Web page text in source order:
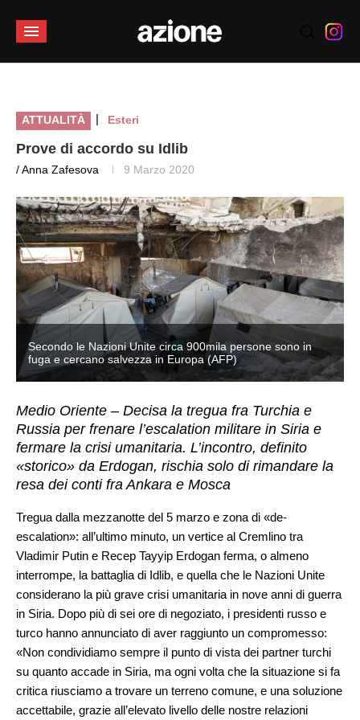
ATTUALITÀ | Esteri
Prove di accordo su Idlib
/ Anna Zafesova 9 Marzo 2020
Secondo le Nazioni Unite circa 900mila persone sono in
fuga e cercano salvezza in Europa (AFP)
Medio Oriente – Decisa la tregua fra Turchia e
Russia per frenare l’escalation militare in Siria e
fermare la crisi umanitaria. L’incontro, definito
«storico» da Erdogan, rischia solo di rimandare la
resa dei conti fra Ankara e Mosca
Tregua dalla mezzanotte del 5 marzo e zona di «de-
escalation»: all’ultimo minuto, un vertice al Cremlino tra
Vladimir Putin e Recep Tayyip Erdogan ferma, o almeno
interrompe, la battaglia di Idlib, e quella che le Nazioni Unite
considerano la più grave crisi umanitaria in nove anni di guerra
in Siria. Dopo più di sei ore di negoziato, i presidenti russo e
turco hanno annunciato di aver raggiunto un compromesso:
«Non condividiamo sempre il punto di vista dei partner turchi
su quanto accade in Siria, ma ogni volta che la situazione si fa
critica riusciamo a trovare un terreno comune, e una soluzione
accettabile, grazie all’elevato livello delle nostre relazioni